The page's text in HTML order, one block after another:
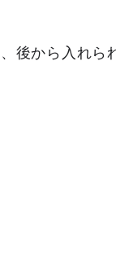
後から入れら